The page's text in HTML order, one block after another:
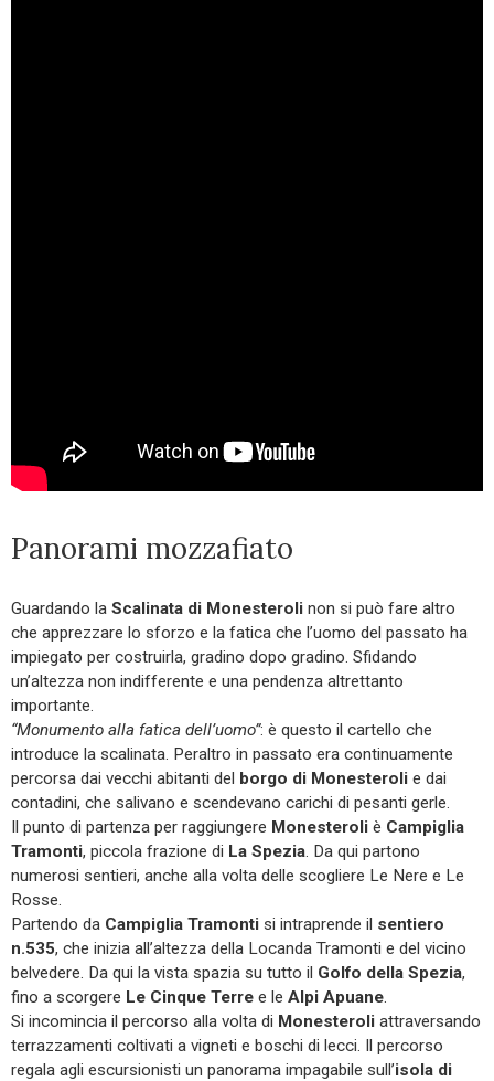
Panorami mozzafiato
Guardando la Scalinata di Monesteroli non si può fare altro
che apprezzare lo sforzo e la fatica che l’uomo del passato ha
impiegato per costruirla, gradino dopo gradino. Sfidando
un’altezza non indifferente e una pendenza altrettanto
importante.
“Monumento alla fatica dell’uomo”: è questo il cartello che
introduce la scalinata. Peraltro in passato era continuamente
percorsa dai vecchi abitanti del borgo di Monesteroli e dai
contadini, che salivano e scendevano carichi di pesanti gerle.
Il punto di partenza per raggiungere Monesteroli è Campiglia
Tramonti, piccola frazione di La Spezia . Da qui partono
numerosi sentieri, anche alla volta delle scogliere Le Nere e Le
Rosse.
Partendo da Campiglia Tramonti si intraprende il sentiero
n.535, che inizia all’altezza della Locanda Tramonti e del vicino
belvedere. Da qui la vista spazia su tutto il Golfo della Spezia,
fino a scorgere Le Cinque Terre e le Alpi Apuane
Si incomincia il percorso alla volta di Monesteroli attraversando
terrazzamenti coltivati a vigneti e boschi di lecci. Il percorso
regala agli escursionisti un panorama impagabile sull’isola di